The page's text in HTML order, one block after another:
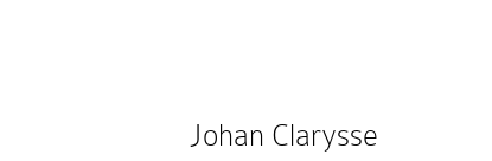
Johan Clarysse